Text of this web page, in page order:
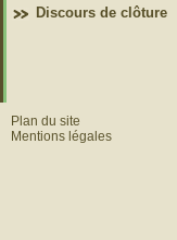
Discours de clôture
Plan du site
Mentions légales